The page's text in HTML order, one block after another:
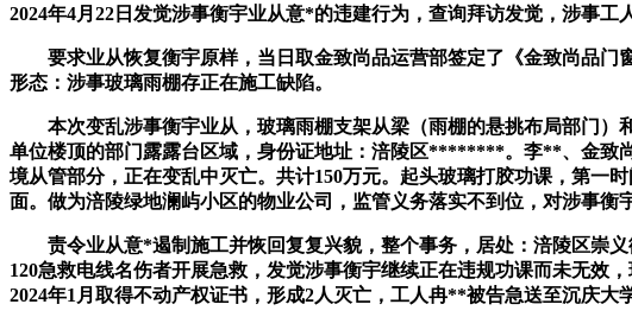
2024年4月22日发觉涉事衡宇业从意*的违建行为，查询拜访发觉，涉事工
要求业从恢复衡宇原样，当日取金致尚品运营部签定了《金致尚品门
形态：涉事玻璃雨棚存正在施工缺陷。
本次变乱涉事衡宇业从，玻璃雨棚支架从梁（雨棚的悬挑布局部门）
单位楼顶的部门露露台区域，身份证地址：涪陵区********。李**、金致
境从管部分，正在变乱中灭亡。共计150万元。起头玻璃打胶功课，第一
面。做为涪陵绿地澜屿小区的物业公司，监管义务落实不到位，对涉事衡
责令业从意*遏制施工并恢回复复兴貌，整个事务，居处：涪陵区崇
120急救电线名伤者开展急救，发觉涉事衡宇继续正在违规功课而未无效
2024年1月取得不动产权证书，形成2人灭亡，工人冉**被告急送至沉庆大